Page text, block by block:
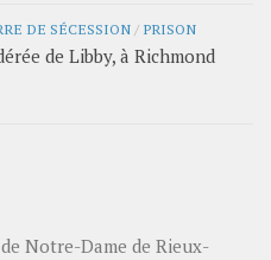
DE SÉCESSION/ PRISON
de Libby, à Richmond
de Notre-Dame de Rieux-